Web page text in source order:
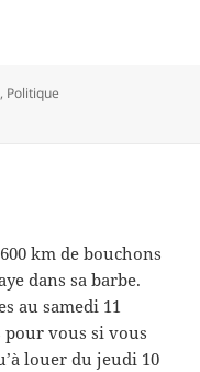
, Politique
ce n’est pas du foot
km de bouchons
dans sa barbe.
au samedi 11
pour vous si vous
louer du jeudi 10